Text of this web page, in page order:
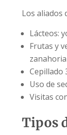
Los aliados
Lácteos:
Frutas y
Cepillado
Uso de
Visitas
Tipos